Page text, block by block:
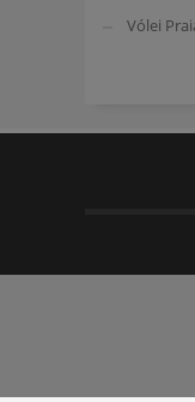
Vólei